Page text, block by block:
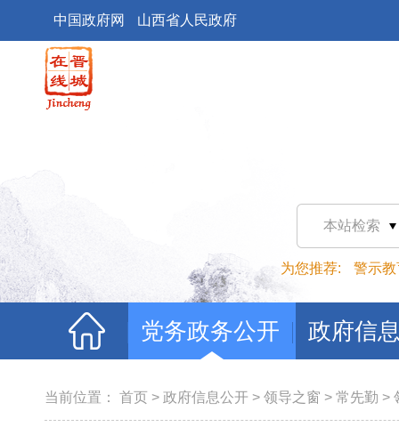
中国政府网 山西省人民政府
本站检索
为您推荐: 警示教
党务政务公开 政府信
当前位置： 首页 > 政府信息公开 > 领导之窗 > 常先勤 >